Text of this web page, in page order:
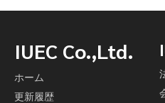
IUEC Co.,Ltd.
ホーム
更新履歴